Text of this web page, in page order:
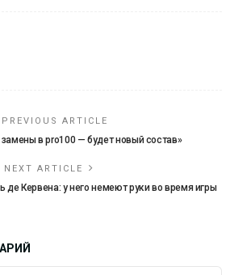
PREVIOUS ARTICLE
в pro100 — будет новый состав»
NEXT ARTICLE
де Кервена: у него немеют руки во время игры